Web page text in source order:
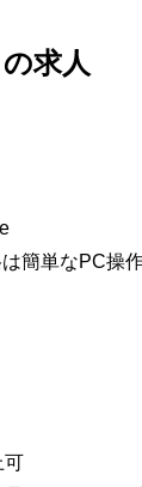
求人
簡単なPC操
可